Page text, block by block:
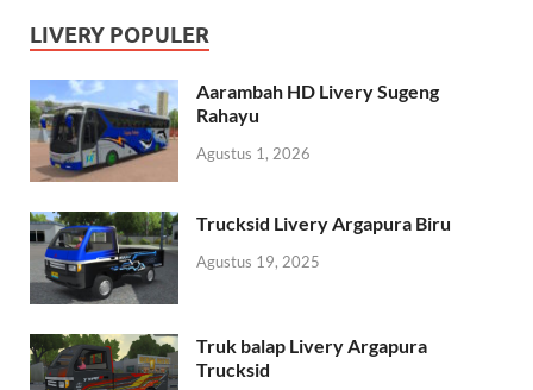
LIVERY POPULER
Aarambah HD Livery Sugeng
Rahayu
Agustus 1, 2026
Trucksid Livery Argapura Biru
Agustus 19, 2025
Truk balap Livery Argapura
Trucksid